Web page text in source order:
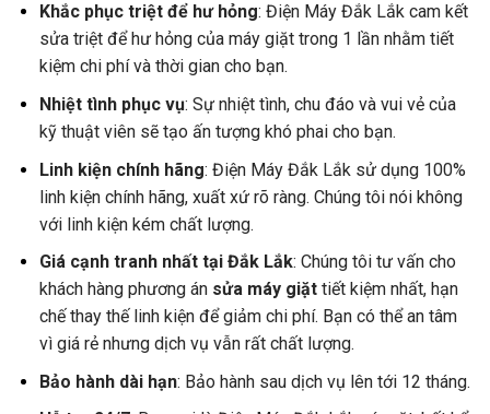
Khắc phục triệt để hư hỏng: Điện Máy Đắk Lắk cam kết
sửa triệt để hư hỏng của máy giặt trong 1 lần nhằm tiết
kiệm chi phí và thời gian cho bạn.
Nhiệt tình phục vụ: Sự nhiệt tình, chu đáo và vui vẻ của
kỹ thuật viên sẽ tạo ấn tượng khó phai cho bạn.
Linh kiện chính hãng: Điện Máy Đắk Lắk sử dụng 100%
linh kiện chính hãng, xuất xứ rõ ràng. Chúng tôi nói không
với linh kiện kém chất lượng.
Giá cạnh tranh nhất tại Đắk Lắk: Chúng tôi tư vấn cho
khách hàng phương án sửa máy giặttiết kiệm nhất, hạn
chế thay thế linh kiện để giảm chi phí. Bạn có thể an tâm
vì giá rẻ nhưng dịch vụ vẫn rất chất lượng.
Bảo hành dài hạn: Bảo hành sau dịch vụ lên tới 12 tháng.